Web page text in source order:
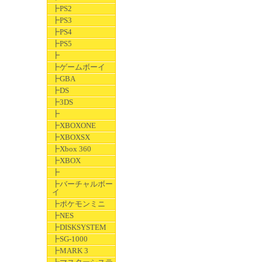
┣PS2
┣PS3
┣PS4
┣PS5
┣
┣ゲームボーイ
┣GBA
┣DS
┣3DS
┣
┣XBOXONE
┣XBOXSX
┣Xbox 360
┣XBOX
┣
┣バーチャルボー
イ
┣ポケモンミニ
┣NES
┣DISKSYSTEM
┣SG-1000
┣MARK 3